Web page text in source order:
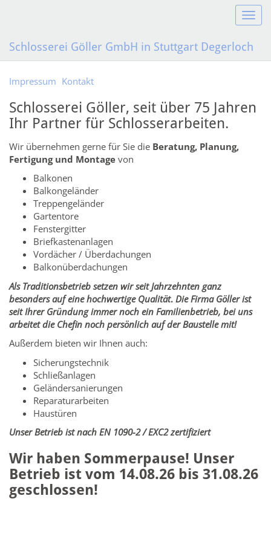
S
c
h
a
N
Schlosserei Göller GmbH in Stuttgart Degerloch
Impressum Kontakt
Schlosserei Göller, seit über 75 Jahren
Ihr Partner für Schlosserarbeiten.
Wir übernehmen gerne für Sie die Beratung, Planung,
Fertigung und Montage von
Balkonen
Balkongeländer
Treppengeländer
Gartentore
Fenstergitter
Briefkastenanlagen
Vordächer / Überdachungen
Balkonüberdachungen
Als Traditionsbetrieb setzen wir seit Jahrzehnten ganz
besonders auf eine hochwertige Qualität. Die Firma Göller ist
seit Ihrer Gründung immer noch ein Familienbetrieb, bei uns
arbeitet die Chefin noch persönlich auf der Baustelle mit!
Außerdem bieten wir Ihnen auch:
Sicherungstechnik
Schließanlagen
Geländersanierungen
Reparaturarbeiten
Haustüren
Unser Betrieb ist nach EN 1090-2 / EXC2 zertifiziert
Wir haben Sommerpause! Unser
Betrieb ist vom 14.08.26 bis 31.08.26
geschlossen!